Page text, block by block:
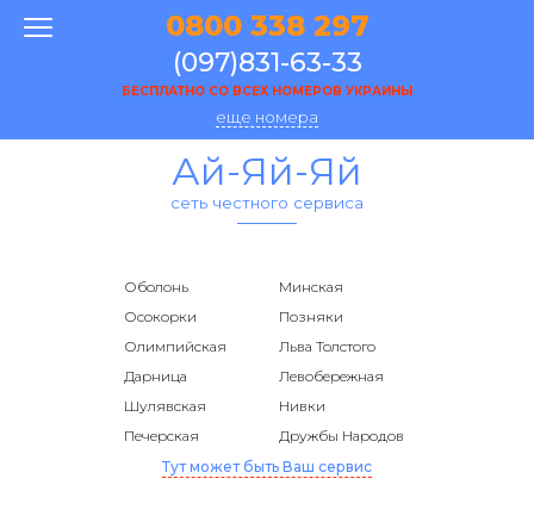
0800 338 297
(097)831-63-33
БЕСПЛАТНО СО ВСЕХ НОМЕРОВ УКРАИНЫ
еще номера
Ай-Яй-Яй
сеть честного сервиса
Оболонь
Минская
Осокорки
Позняки
Олимпийская
Льва Толстого
Дарница
Левобережная
Шулявская
Нивки
Печерская
Дружбы Народов
Тут может быть Ваш сервис